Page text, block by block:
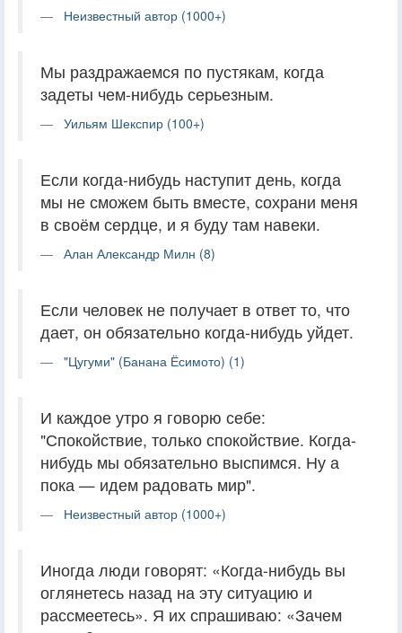
Неизвестный автор (1000+)
Мы раздражаемся по пустякам, когда
задеты чем-нибудь серьезным.
Уильям Шекспир (100+)
Если когда-нибудь наступит день, когда
мы не сможем быть вместе, сохрани меня
в своём сердце, и я буду там навеки.
Алан Александр Милн (8)
Если человек не получает в ответ то, что
дает, он обязательно когда-нибудь уйдет.
"Цугуми" (Банана Ёсимото) (1)
И каждое утро я говорю себе:
"Спокойствие, только спокойствие. Когда-
нибудь мы обязательно выспимся. Ну а
пока — идем радовать мир".
Неизвестный автор (1000+)
Иногда люди говорят: «Когда-нибудь вы
оглянетесь назад на эту ситуацию и
рассмеетесь». Я их спрашиваю: «Зачем